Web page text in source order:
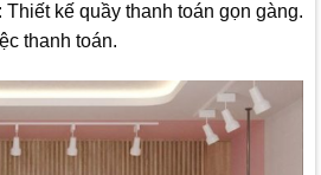
Thiết kế quầy thanh toán gọn gàng.
thanh toán.